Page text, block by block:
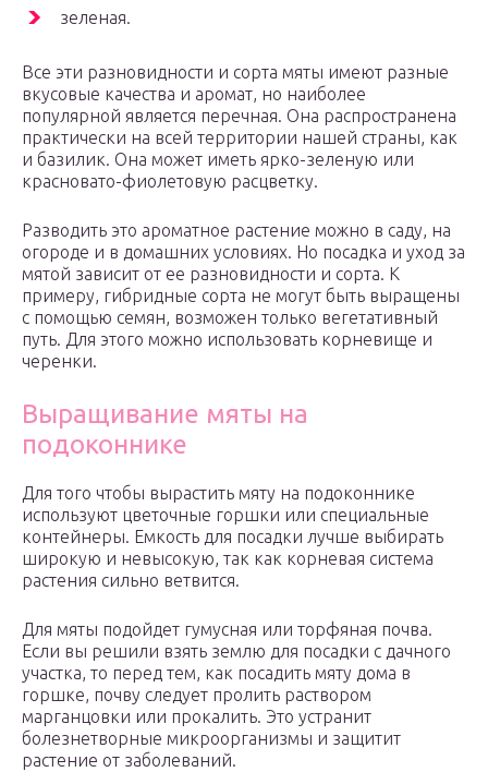
зеленая.
Все эти разновидности и сорта мяты имеют разные
вкусовые качества и аромат, но наиболее
популярной является перечная. Она распространена
практически на всей территории нашей страны, как
и базилик. Она может иметь ярко-зеленую или
красновато-фиолетовую расцветку.
Разводить это ароматное растение можно в саду, на
огороде и в домашних условиях. Но посадка и уход за
мятой зависит от ее разновидности и сорта. К
примеру, гибридные сорта не могут быть выращены
с помощью семян, возможен только вегетативный
путь. Для этого можно использовать корневище и
черенки.
Выращивание мяты на
подоконнике
Для того чтобы вырастить мяту на подоконнике
используют цветочные горшки или специальные
контейнеры. Емкость для посадки лучше выбирать
широкую и невысокую, так как корневая система
растения сильно ветвится.
Для мяты подойдет гумусная или торфяная почва.
Если вы решили взять землю для посадки с дачного
участка, то перед тем, как посадить мяту дома в
горшке, почву следует пролить раствором
марганцовки или прокалить. Это устранит
болезнетворные микроорганизмы и защитит
растение от заболеваний.